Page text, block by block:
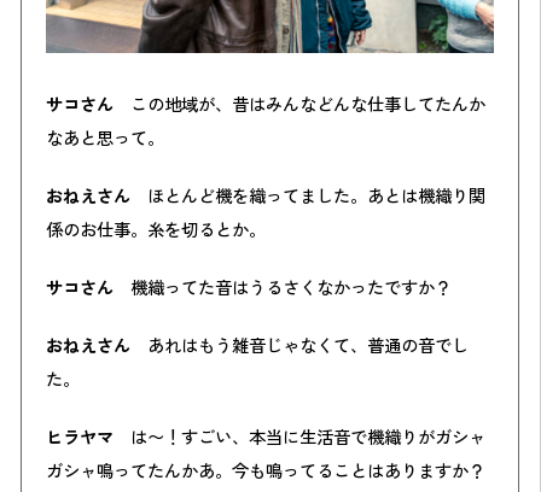
サコさん この地域が、昔はみんなどんな仕事してたんか
なあと思って。
おねえさん ほとんど機を織ってました。あとは機織り関
係のお仕事。糸を切るとか。
サコさん 機織ってた音はうるさくなかったですか？
おねえさん あれはもう雑音じゃなくて、普通の音でし
た。
ヒラヤマ は〜！すごい、本当に生活音で機織りがガシャ
ガシャ鳴ってたんかあ。今も鳴ってることはありますか？